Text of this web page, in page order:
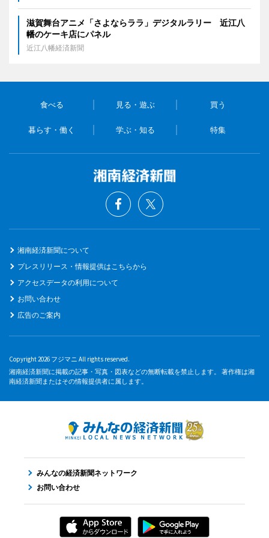
滋賀舞台アニメ「さよならララ」デジタルラリー 近江八
幡のケーキ店にパネル
近江八幡経済新聞
食べる 見る・遊ぶ 買う
暮らす・働く 学ぶ・知る 特集
湘南経済新聞について
プレスリリース・情報提供はこちらから
アクセスデータの利用について
お問い合わせ
広告のご案内
Copyright 2026 フジマニ All rights reserved.
湘南経済新聞に掲載の記事・写真・図表などの無断転載を禁止します。 著作権は湘
南経済新聞またはその情報提供者に属します。
みんなの経済新聞ネットワーク
お問い合わせ